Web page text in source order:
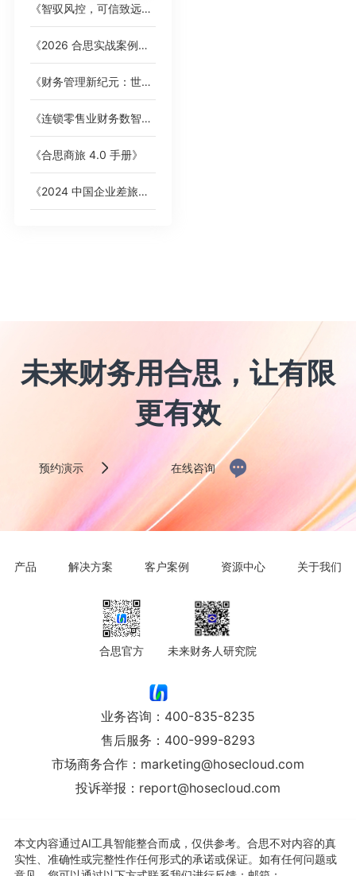
《智驭风控，可信致远：AI 重塑财务内控的新范式》白皮书
《2026 合思实战案例集》，覆盖全行业标杆客户
《财务管理新纪元：世界一流企业的智能费控卓越之道》
《连锁零售业财务数智化趋势洞察》白皮书
《合思商旅 4.0 手册》
《2024 中国企业差旅管控分析报告》
未来财务用合思，让有限
更有效
预约演示 在线咨询
产品 解决方案 客户案例 资源中心 关于我们
合思官方 未来财务人研究院
业务咨询： 400-835-8235
售后服务： 400-999-8293
市场商务合作： marketing@hosecloud.com
投诉举报： report@hosecloud.com
本文内容通过AI工具智能整合而成，仅供参考。合思不对内容的真
实性、准确性或完整性作任何形式的承诺或保证。如有任何问题或